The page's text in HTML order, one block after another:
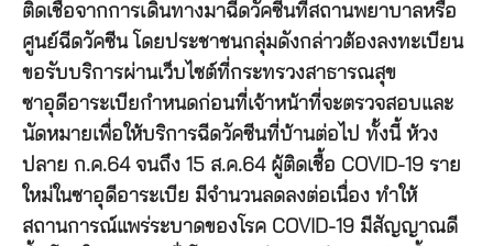
ติดเชื้อจากการเดินทางมาฉีดวัคซีนที่สถานพยาบาลหรือ
ศูนย์ฉีดวัคซีน โดยประชาชนกลุ่มดังกล่าวต้องลงทะเบียน
ขอรับบริการผ่านเว็บไซต์ที่กระทรวงสาธารณสุข
ซาอุดีอาระเบียกำหนดก่อนที่เจ้าหน้าที่จะตรวจสอบและ
นัดหมายเพื่อให้บริการฉีดวัคซีนที่บ้านต่อไป ทั้งนี้ ห้วง
ปลาย ก.ค.64 จนถึง 15 ส.ค.64 ผู้ติดเชื้อ COVID-19 ราย
ใหม่ในซาอุดีอาระเบีย มีจำนวนลดลงต่อเนื่อง ทำให้
สถานการณ์แพร่ระบาดของโรค COVID-19 มีสัญญาณดี